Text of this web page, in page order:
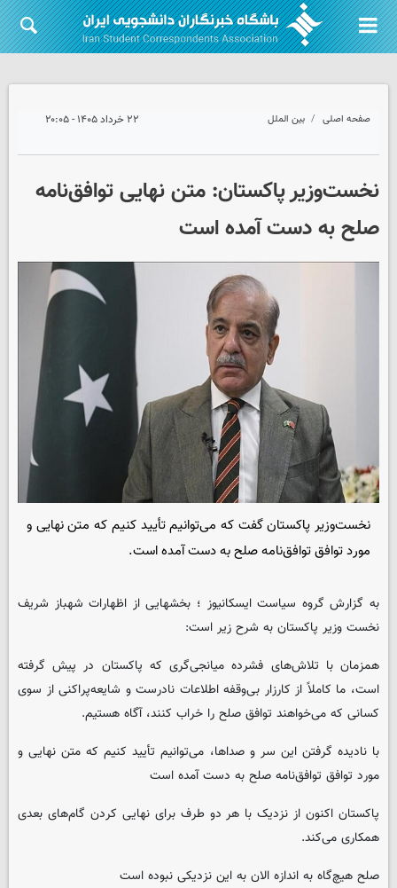
صفحه اصلی بین الملل ۲۲ خرداد ۱۴۰۵ - ۲۰:۰۵
نخست‌وزیر پاکستان: متن نهایی توافق‌نامه
صلح به دست آمده است
نخست‌وزیر پاکستان گفت که می‌توانیم تأیید کنیم که متن نهایی و
مورد توافق توافق‌نامه صلح به دست آمده است.
به گزارش گروه سیاست ایسکانیوز ؛ بخشهایی از اظهارات شهباز شریف
نخست وزیر پاکستان به شرح زیر است:
همزمان با تلاش‌های فشرده میانجی‌گری که پاکستان در پیش گرفته
است، ما کاملاً از کارزار بی‌وقفه اطلاعات نادرست و شایعه‌پراکنی از سوی
کسانی که می‌خواهند توافق صلح را خراب کنند، آگاه هستیم.
با نادیده گرفتن این سر و صداها، می‌توانیم تأیید کنیم که متن نهایی و
مورد توافق توافق‌نامه صلح به دست آمده است
پاکستان اکنون از نزدیک با هر دو طرف برای نهایی کردن گام‌های بعدی
همکاری می‌کند.
صلح هیچ‌گاه به اندازه الان به این نزدیکی نبوده است